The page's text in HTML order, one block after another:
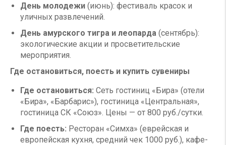
День молодежи (июнь): фестиваль красок и
уличных развлечений.
День амурского тигра и леопарда (сентябрь):
экологические акции и просветительские
мероприятия.
Где остановиться, поесть и купить сувениры
Где остановиться: Сеть гостиниц «Бира» (отели
«Бира», «Барбарис»), гостиница «Центральная»,
гостиница СК «Союз». Цены — от 800 руб./сутки.
Где поесть: Ресторан «Симха» (еврейская и
европейская кухня, средний чек 1000 руб.), кафе-